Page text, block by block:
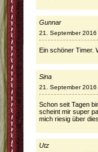
Gunnar
21. September 2016
Ein schöner Timer.
Sina
21. September 2016
Schon seit Tagen
scheint mir super
mich riesig über
Utz